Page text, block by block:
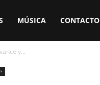
MÚSICA CONTACTO
y...